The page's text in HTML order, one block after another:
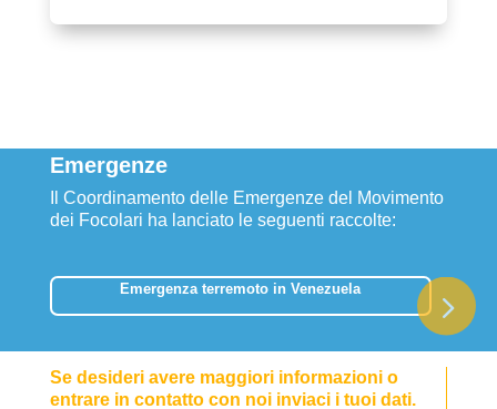
Emergenze
Il Coordinamento delle Emergenze del Movimento
dei Focolari ha lanciato le seguenti raccolte:
Emergenza terremoto in Venezuela
Se desideri avere maggiori informazioni o
entrare in contatto con noi inviaci i tuoi dati.